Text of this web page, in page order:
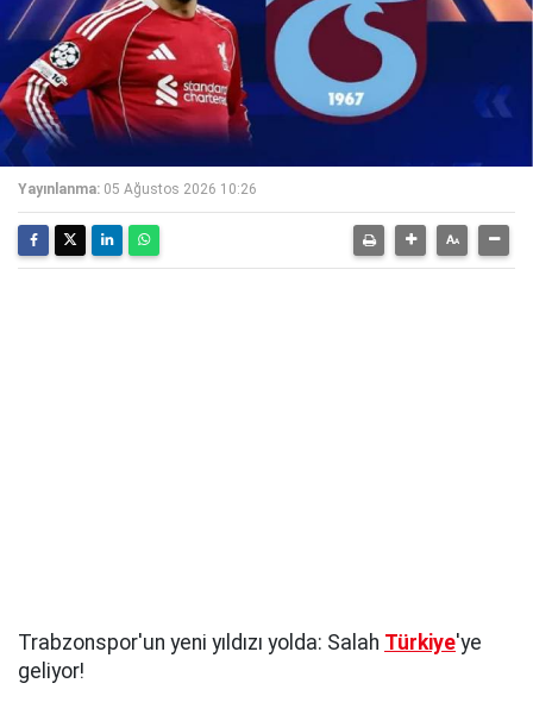
Yayınlanma: 05 Ağustos 2026 10:26
Trabzonspor'un yeni yıldızı yolda: Salah Türkiye'ye
geliyor!